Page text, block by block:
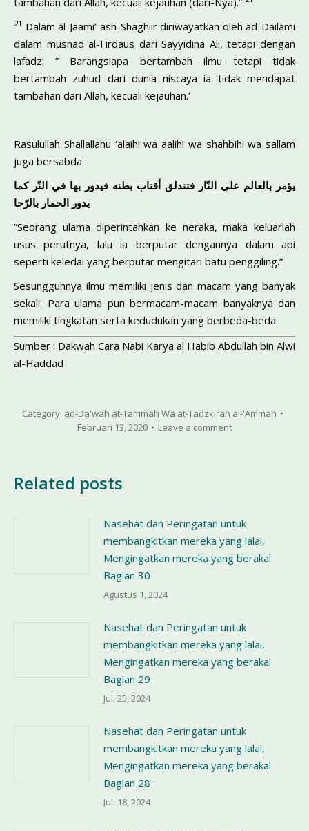
21 Dalam al-Jaami’ ash-Shaghiir diriwayatkan oleh ad-Dailami
dalam musnad al-Firdaus dari Sayyidina Ali, tetapi dengan
lafadz: ” Barangsiapa bertambah ilmu tetapi tidak
bertambah zuhud dari dunia niscaya ia tidak mendapat
tambahan dari Allah, kecuali kejauhan.’
Rasulullah Shallallahu ‘alaihi wa aalihi wa shahbihi wa sallam
juga bersabda :
يؤمر بالعالم على النّار فتندلق أقتاب بطنه فيدور بها في النّر كما
يدور الحمار بالرّحا
”Seorang ulama diperintahkan ke neraka, maka keluarlah
usus perutnya, lalu ia berputar dengannya dalam api
seperti keledai yang berputar mengitari batu penggiling.”
Sesungguhnya ilmu memiliki jenis dan macam yang banyak
sekali. Para ulama pun bermacam-macam banyaknya dan
memiliki tingkatan serta kedudukan yang berbeda-beda.
Sumber : Dakwah Cara Nabi Karya al Habib Abdullah bin Alwi
al-Haddad
Category: ad-Da'wah at-Tammah Wa at-Tadzkirah al-'Ammah
Februari 13, 2020
Leave a comment
Related posts
Nasehat dan Peringatan untuk
membangkitkan mereka yang lalai,
Mengingatkan mereka yang berakal
Bagian 30
Agustus 1, 2024
Nasehat dan Peringatan untuk
membangkitkan mereka yang lalai,
Mengingatkan mereka yang berakal
Bagian 29
Juli 25, 2024
Nasehat dan Peringatan untuk
membangkitkan mereka yang lalai,
Mengingatkan mereka yang berakal
Bagian 28
Juli 18, 2024